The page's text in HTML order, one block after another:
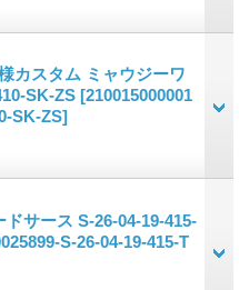
カスタム ミャウジーワ
SK-ZS [210015000001
SK-ZS]
サース S-26-04-19-415-
S-26-04-19-415-T